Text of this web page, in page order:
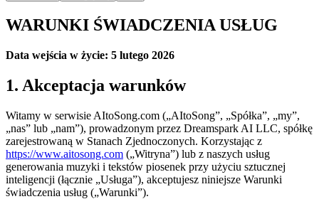
WARUNKI ŚWIADCZENIA USŁUG
Data wejścia w życie: 5 lutego 2026
1. Akceptacja warunków
Witamy w serwisie AItoSong.com („AItoSong”, „Spółka”, „my”,
„nas” lub „nam”), prowadzonym przez Dreamspark AI LLC, spółkę
zarejestrowaną w Stanach Zjednoczonych. Korzystając z
https://www.aitosong.com („Witryna”) lub z naszych usług
generowania muzyki i tekstów piosenek przy użyciu sztucznej
inteligencji (łącznie „Usługa”), akceptujesz niniejsze Warunki
świadczenia usług („Warunki”).